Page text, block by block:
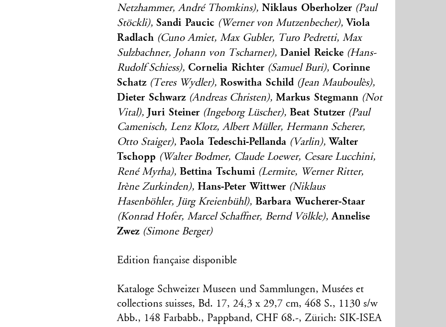
Netzhammer, André Thomkins),Niklaus Oberholzer (Paul
Stöckli),Sandi Paucic (Werner von Mutzenbecher), Viola
Radlach (Cuno Amiet, Max Gubler, Turo Pedretti, Max
Sulzbachner, Johann von Tscharner),Daniel Reicke (Hans-
Rudolf Schiess), Cornelia Richter (Samuel Buri), Corinne
Schatz (Teres Wydler),Roswitha Schild (Jean Mauboulès),
Dieter Schwarz (Andreas Christen),Markus Stegmann (Not
Vital), Juri Steiner (Ingeborg Lüscher),Beat Stutzer (Paul
Camenisch, Lenz Klotz, Albert Müller, Hermann Scherer,
Otto Staiger),Paola Tedeschi-Pellanda (Varlin), Walter
Tschopp (Walter Bodmer, Claude Loewer, Cesare Lucchini,
René Myrha),Bettina Tschumi (Lermite, Werner Ritter,
Irène Zurkinden),Hans-Peter Wittwer (Niklaus
Hasenböhler, Jürg Kreienbühl),Barbara Wucherer-Staar
(Konrad Hofer, Marcel Schaffner, Bernd Völkle),Annelise
Zwez (Simone Berger)
Edition française disponible
Kataloge Schweizer Museen und Sammlungen, Musées et
collections suisses, Bd. 17, 24,3 x 29,7 cm, 468 S., 1130 s/w
Abb., 148 Farbabb., Pappband, CHF 68.-, Zürich: SIK-ISEA